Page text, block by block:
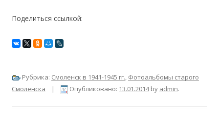
Поделиться ссылкой:
Рубрика: Смоленск в 1941-1945 гг., Фотоальбомы старого
Смоленска | Опубликовано: 13.01.2014by admin.